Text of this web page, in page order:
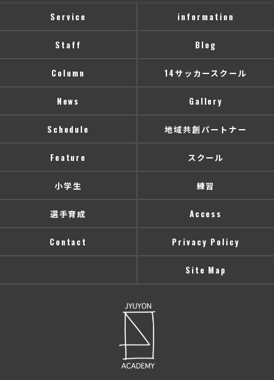
Service information
Staff Blog
Column 14サッカースクール
News Gallery
Schedule 地域共創パートナー
Feature スクール
小学生 練習
選手育成 Access
Contact Privacy Policy
Site Map